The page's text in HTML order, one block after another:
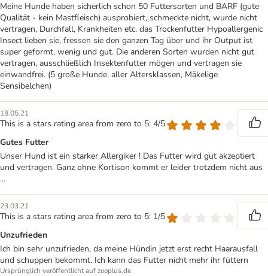
Meine Hunde haben sicherlich schon 50 Futtersorten und BARF (gute
Qualität - kein Mastfleisch) ausprobiert, schmeckte nicht, wurde nicht
vertragen, Durchfall, Krankheiten etc. das Trockenfutter Hypoallergenic
Insect lieben sie, fressen sie den ganzen Tag über und ihr Output ist
super geformt, wenig und gut. Die anderen Sorten wurden nicht gut
vertragen, ausschließlich Insektenfutter mögen und vertragen sie
einwandfrei. (5 große Hunde, aller Altersklassen, Mäkelige
Sensibelchen)
18.05.21
This is a stars rating area from zero to 5: 4/5
Gutes Futter
Unser Hund ist ein starker Allergiker ! Das Futter wird gut akzeptiert
und vertragen. Ganz ohne Kortison kommt er leider trotzdem nicht aus
...
23.03.21
This is a stars rating area from zero to 5: 1/5
Unzufrieden
Ich bin sehr unzufrieden, da meine Hündin jetzt erst recht Haarausfall
und schuppen bekommt. Ich kann das Futter nicht mehr ihr füttern
Ursprünglich veröffentlicht auf zooplus.de